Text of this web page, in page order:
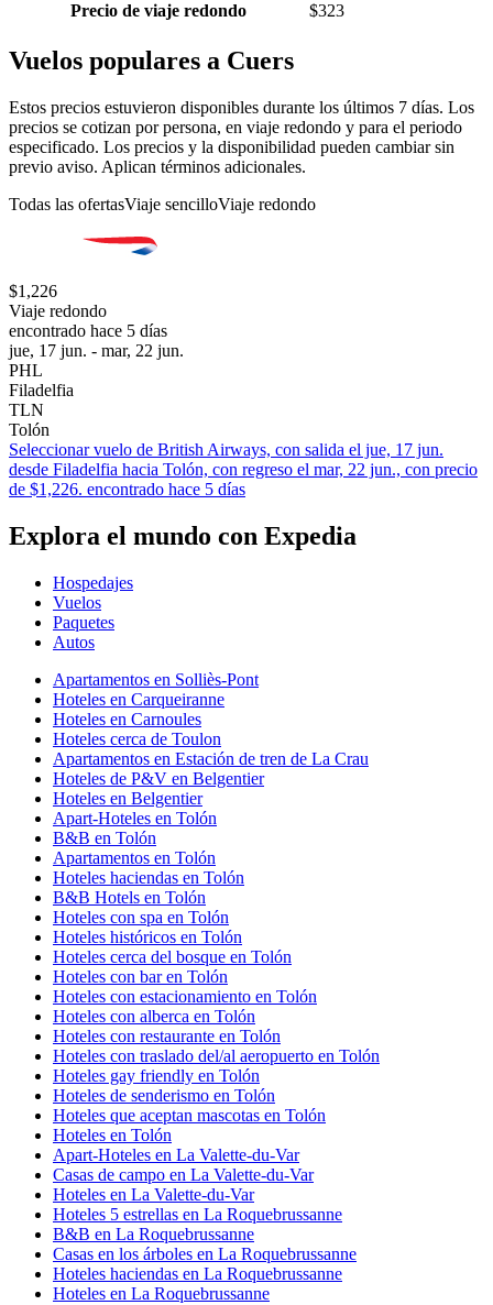
Precio de viaje redondo
$323
Vuelos populares a Cuers
Estos precios estuvieron disponibles durante los últimos 7 días. Los
precios se cotizan por persona, en viaje redondo y para el periodo
especificado. Los precios y la disponibilidad pueden cambiar sin
previo aviso. Aplican términos adicionales.
Todas las ofertasViaje sencilloViaje redondo
$1,226
Viaje redondo
encontrado hace 5 días
jue, 17 jun. - mar, 22 jun.
PHL
Filadelfia
TLN
Tolón
Seleccionar vuelo de British Airways, con salida el jue, 17 jun.
desde Filadelfia hacia Tolón, con regreso el mar, 22 jun., con precio
de $1,226. encontrado hace 5 días
Explora el mundo con Expedia
Hospedajes
Vuelos
Paquetes
Autos
Apartamentos en Solliès-Pont
Hoteles en Carqueiranne
Hoteles en Carnoules
Hoteles cerca de Toulon
Apartamentos en Estación de tren de La Crau
Hoteles de P&V en Belgentier
Hoteles en Belgentier
Apart-Hoteles en Tolón
B&B en Tolón
Apartamentos en Tolón
Hoteles haciendas en Tolón
B&B Hotels en Tolón
Hoteles con spa en Tolón
Hoteles históricos en Tolón
Hoteles cerca del bosque en Tolón
Hoteles con bar en Tolón
Hoteles con estacionamiento en Tolón
Hoteles con alberca en Tolón
Hoteles con restaurante en Tolón
Hoteles con traslado del/al aeropuerto en Tolón
Hoteles gay friendly en Tolón
Hoteles de senderismo en Tolón
Hoteles que aceptan mascotas en Tolón
Hoteles en Tolón
Apart-Hoteles en La Valette-du-Var
Casas de campo en La Valette-du-Var
Hoteles en La Valette-du-Var
Hoteles 5 estrellas en La Roquebrussanne
B&B en La Roquebrussanne
Casas en los árboles en La Roquebrussanne
Hoteles haciendas en La Roquebrussanne
Hoteles en La Roquebrussanne